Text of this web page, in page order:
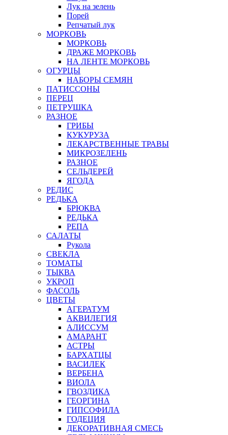
Лук на зелень
Порей
Репчатый лук
МОРКОВЬ
МОРКОВЬ
ДРАЖЕ МОРКОВЬ
НА ЛЕНТЕ МОРКОВЬ
ОГУРЦЫ
НАБОРЫ СЕМЯН
ПАТИССОНЫ
ПЕРЕЦ
ПЕТРУШКА
РАЗНОЕ
ГРИБЫ
КУКУРУЗА
ЛЕКАРСТВЕННЫЕ ТРАВЫ
МИКРОЗЕЛЕНЬ
РАЗНОЕ
СЕЛЬДЕРЕЙ
ЯГОДА
РЕДИС
РЕДЬКА
БРЮКВА
РЕДЬКА
РЕПА
САЛАТЫ
Рукола
СВЕКЛА
ТОМАТЫ
ТЫКВА
УКРОП
ФАСОЛЬ
ЦВЕТЫ
АГЕРАТУМ
АКВИЛЕГИЯ
АЛИССУМ
АМАРАНТ
АСТРЫ
БАРХАТЦЫ
ВАСИЛЕК
ВЕРБЕНА
ВИОЛА
ГВОЗДИКА
ГЕОРГИНА
ГИПСОФИЛА
ГОДЕЦИЯ
ДЕКОРАТИВНАЯ СМЕСЬ